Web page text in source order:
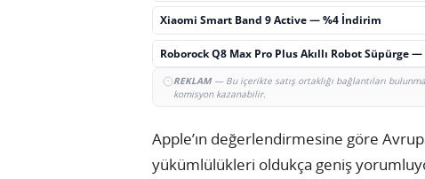
Xiaomi Smart Band 9 Active — %4 İndirim
Roborock Q8 Max Pro Plus Akıllı Robot Süpürge
REKLAM— Bu içerikte satış ortaklığı bağlantıları
komisyon kazanabilir.
Apple’ın değerlendirmesine göre
yükümlülükleri oldukça geniş